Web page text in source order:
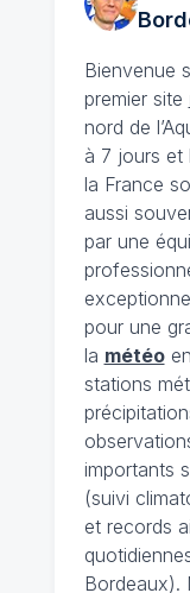
Bienvenue
premier site
nord de
à 7 jours et
la France
aussi
par une
pour une
la météo
stations
importants
(suivi
et records
Bordeaux).